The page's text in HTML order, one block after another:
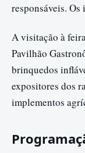
responsáveis.
A visitação à
Pavilhão
brinquedos
expositores dos
implementos